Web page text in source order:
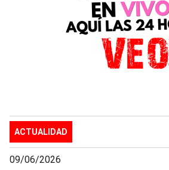
ACTUALIDAD
09/06/2026